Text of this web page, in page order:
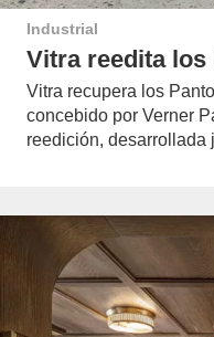
Industrial
Vitra reedita los
Vitra recupera los
concebido por Verner
reedición,